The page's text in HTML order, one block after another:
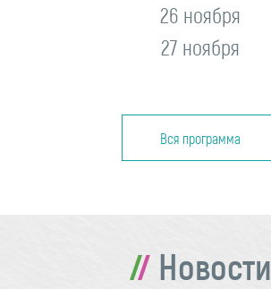
26 ноября
27 ноября
Вся программа
Новости